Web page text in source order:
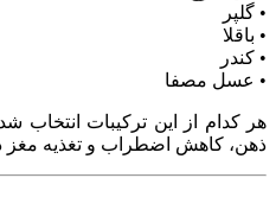
• گلپر
• باقلا
• کندر
• عسل مصفا
هر کدام از این ترکیبات انتخاب
ذهن، کاهش اضطراب و تغذیه مغز